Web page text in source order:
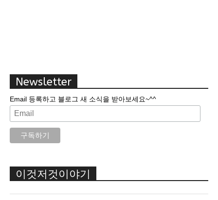
Newsletter
Email 등록하고 블로그 새 소식을 받아보세요~^^
이것저것이야기